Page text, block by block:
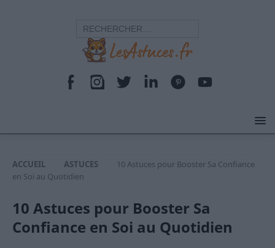
ACCUEIL ASTUCES
10 Astuces pour Booster Sa Confiance
en Soi au Quotidien
10 Astuces pour Booster Sa
Confiance en Soi au Quotidien